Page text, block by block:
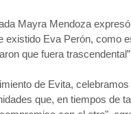
Mayra Mendoza
existido Eva Perón, como
que fuera
de Evita,
que, en tiempos de